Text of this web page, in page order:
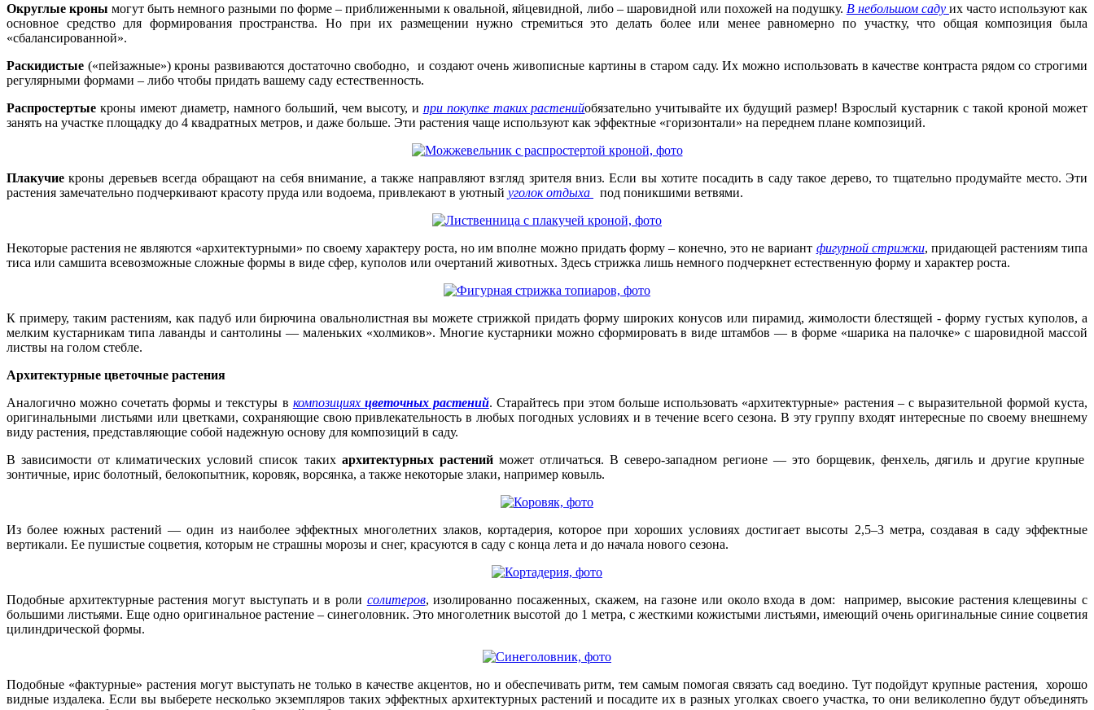
Округлыекроны могут быть немного разными по форме – приближенными к овальной, яйцевидной, либо – шаровидной или похожей на подушку. В небольшом саду их часто используют как
основное средство для формирования пространства. Но при их размещении нужно стремиться это делать более или менее равномерно по участку, что общая композиция была
«сбалансированной».
Раскидистые («пейзажные») кроны развиваются достаточно свободно, и создают очень живописные картины в старом саду. Их можно использовать в качестве контраста рядом со строгими
регулярными формами – либо чтобы придать вашему саду естественность.
Распростертые кроны имеют диаметр, намного больший, чем высоту, и при покупке таких растенийобязательно учитывайте их будущий размер! Взрослый кустарник с такой кроной может
занять на участке площадку до 4 квадратных метров, и даже больше. Эти растения чаще используют как эффектные «горизонтали» на переднем плане композиций.
Плакучиекроны деревьев всегда обращают на себя внимание, а также направляют взгляд зрителя вниз. Если вы хотите посадить в саду такое дерево, то тщательно продумайте место. Эти
растения замечательно подчеркивают красоту пруда или водоема, привлекают в уютный уголок отдыха под поникшими ветвями.
Некоторые растения не являются «архитек­турными» по своему характеру роста, но им вполне можно придать форму – конечно, это не вариант фигурной стриж­ки, придающей растениям типа
тиса или самшита всевозможные сложные формы в виде сфер, куполов или очертаний животных. Здесь стрижка лишь немного подчеркнет естественную форму и характер роста.
К примеру, таким растениям, как падуб или бирючина овальнолистная вы можете стрижкой придать форму широких конусов или пирамид, жимолости блестящей - форму густых куполов, а
мелким кустарникам типа лаванды и сантолины — маленьких «холмиков». Многие кустарники можно сформировать в виде штамбов — в форме «шарика на палочке» с шаровидной массой
листвы на голом стебле.
Архитектурные цветочные растения
Аналогично можно сочетать формы и текстуры в композициях цветочных растений. Старайтесь при этом больше использовать «архитектурные» растения – с выразительной формой куста,
оригинальными листьями или цветками, сохраняющие свою привлекательность в любых погодных условиях и в течение всего сезона. В эту группу входят интересные по своему внешнему
виду растения, представляющие собой надежную основу для композиций в саду.
В зависимости от климатических условий список таких архитектурных растенийможет отличаться. В северо-западном регионе — это борщевик, фенхель, дягиль и другие крупные
зонтичные, ирис болотный, белокопытник, коровяк, ворсянка, а также некоторые злаки, например ковыль.
Из более южных растений — один из наиболее эффектных многолетних злаков, кортадерия, которое при хороших условиях достигает высоты 2,5–3 метра, создавая в саду эффектные
вертикали. Ее пушистые соцветия, которым не страшны морозы и снег, красуются в саду с конца лета и до начала нового сезона.
Подобные архитектурные растения могут выступать и в роли солитеров, изолированно посаженных, скажем, на газоне или около входа в дом: например, высокие растения клещевины с
большими листьями. Еще одно оригинальное растение – синеголовник. Это многолетник высотой до 1 метра, с жесткими кожистыми листьями, имеющий очень оригинальные синие соцветия
цилиндрической формы.
Подобные «фактурные» растения могут выступать не только в качестве акцентов, но и обеспечивать ритм, тем самым помогая связать сад воедино. Тут подойдут крупные растения, хорошо
видные издалека. Если вы выберете несколько экземпляров таких эффектных архитектурных растений и посадите их в разных уголках своего участка, то они великолепно будут объединять